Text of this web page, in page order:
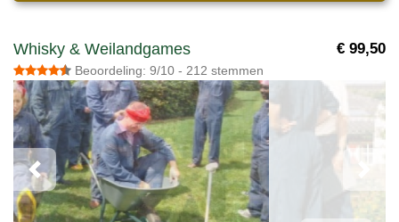
Whisky & Weilandgames € 99,50
Beoordeling: 9/10 - 212 stemmen
Previous